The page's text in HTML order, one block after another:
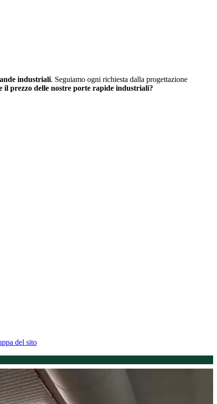
industriali. Seguiamo ogni richiesta dalla progettazione
il prezzo delle nostre porte rapide industriali?
del sito